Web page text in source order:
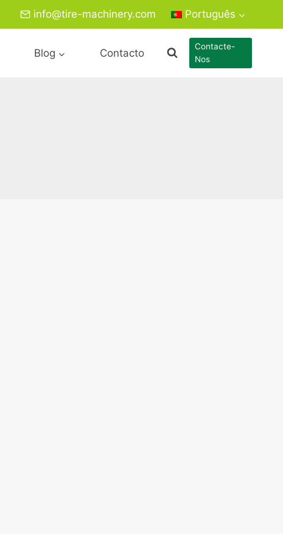
info@tire-machinery.com Português
Blog Contacto
Contacte-
Nos